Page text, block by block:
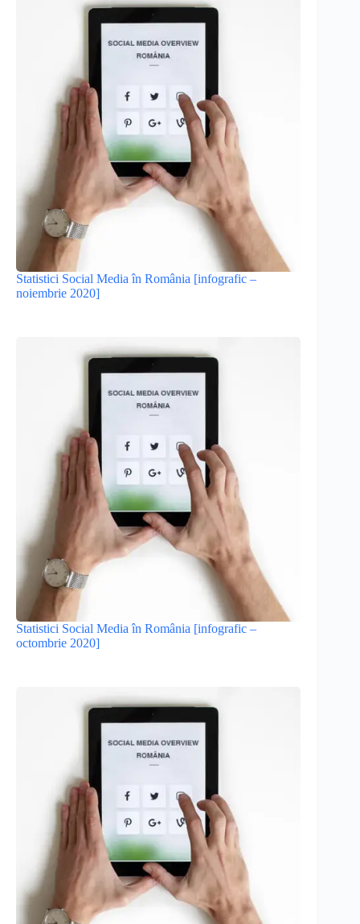
Statistici Social Media în România [infografic –
noiembrie 2020]
Statistici Social Media în România [infografic –
octombrie 2020]